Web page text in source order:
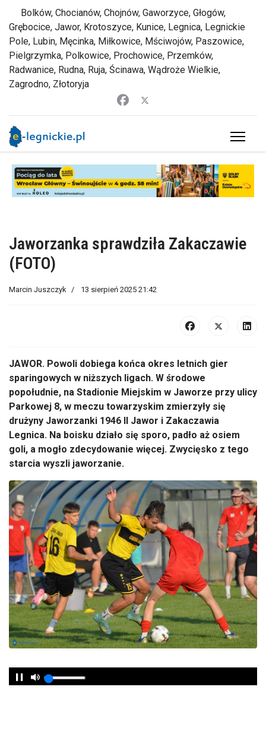
Bolków, Chocianów, Chojnów, Gaworzyce, Głogów,
Grębocice, Jawor, Krotoszyce, Kunice, Legnica, Legnickie
Pole, Lubin, Męcinka, Miłkowice, Mściwojów, Paszowice,
Pielgrzymka, Polkowice, Prochowice, Przemków,
Radwanice, Rudna, Ruja, Ścinawa, Wądroże Wielkie,
Zagrodno, Złotoryja
Jaworzanka sprawdziła Zakaczawie
(FOTO)
Marcin Juszczyk 13 sierpień 2025 21:42
JAWOR. Powoli dobiega końca okres letnich gier
sparingowych w niższych ligach. W środowe
popołudnie, na Stadionie Miejskim w Jaworze przy ulicy
Parkowej 8, w meczu towarzyskim zmierzyły się
drużyny Jaworzanki 1946 II Jawor i Zakaczawia
Legnica. Na boisku działo się sporo, padło aż osiem
goli, a mogło zdecydowanie więcej. Zwycięsko z tego
starcia wyszli jaworzanie.